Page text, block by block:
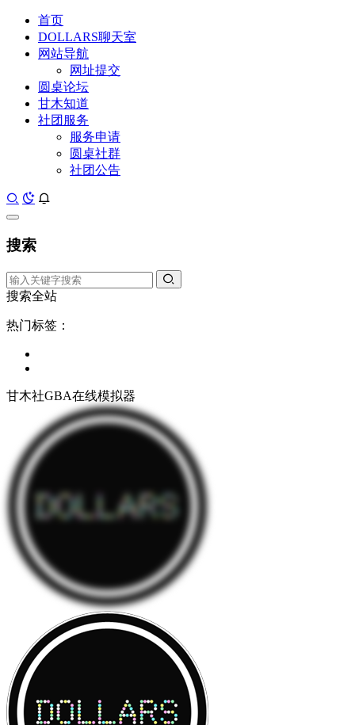
首页
DOLLARS聊天室
网站导航
网址提交
圆桌论坛
甘木知道
社团服务
服务申请
圆桌社群
社团公告
搜索
搜索全站
热门标签：
甘木社GBA在线模拟器